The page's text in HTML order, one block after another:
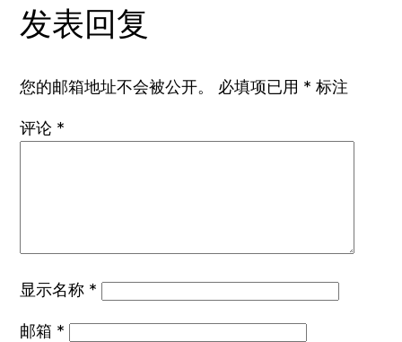
发表回复
您的邮箱地址不会被公开。 必填项已用 * 标注
评论 *
显示名称 *
邮箱 *